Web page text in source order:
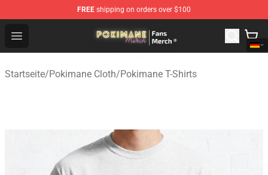
FREE shipping on orders over $100
Open menu
Pokimane Store - Official Pokimane Merchandise Shop
Startseite/Pokimane Cloth/Pokimane T-Shirts